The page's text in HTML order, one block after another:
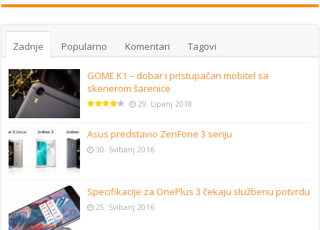
Zadnje Popularno Komentari Tagovi
GOME K1 – dobar i pristupačan mobitel sa
skenerom šarenice
29. Lipanj 2018
Asus predstavio ZenFone 3 seriju
30. Svibanj 2016
Specifikacije za OnePlus 3 čekaju službenu potvrdu
25. Svibanj 2016